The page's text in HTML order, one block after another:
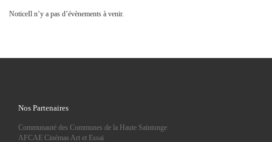
NoticeIl n’y a pas d’évènements à venir.
Nos Partenaires
Communauté des Communes de la Haute Saintonge
AFCAE Cinémas Art et Essai